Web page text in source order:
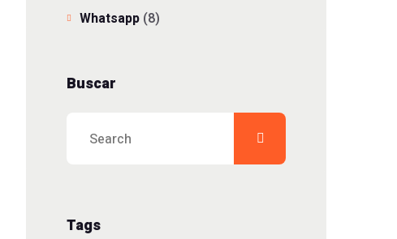
Whatsapp (8)
Buscar
Tags